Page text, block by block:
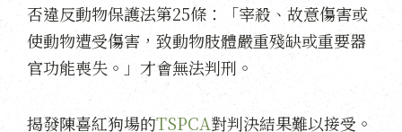
否違反動物保護法第25條：「宰殺、故意傷害或
使動物遭受傷害，致動物肢體嚴重殘缺或重要器
官功能喪失。」才會無法判刑。
揭發陳喜紅狗場的TSPCA對判決結果難以接受。